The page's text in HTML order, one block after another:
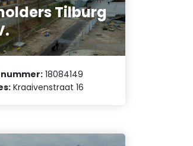
Tilburg
nummer:18084149
Kraaivenstraat 16